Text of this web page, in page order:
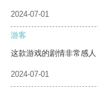
2024-07-01
游客
这款游戏的剧情非常感人
2024-07-01